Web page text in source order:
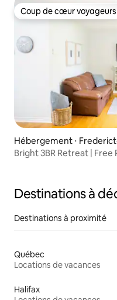
Coup de cœur voyageurs
Coup de cœur voyageurs
Hébergement ⋅
Bright 3BR Retreat | Free
Destinations à
Destinations à proximité
Québec
Locations de vacances
Halifax